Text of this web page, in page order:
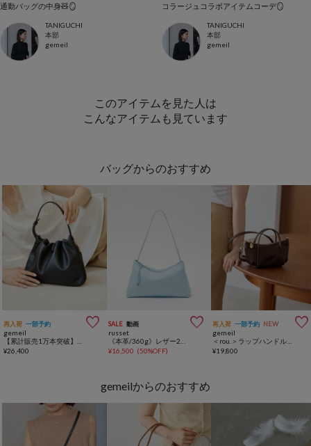
通勤バッグの中身🧸🪞
TANIGUCHI
本部
gemeil
コラージュコラボアイテムコーデ🪞
TANIGUCHI
本部
gemeil
このアイテムを見た人は
こんなアイテムも見ています
バッグからのおすすめ
再入荷 一部予約 
gemeil
¥26,400
SALE 動画 
russet
¥16,500 (50%OFF)
再入荷 一部予約 NEW 
gemeil
¥19,800
gemeilからのおすすめ